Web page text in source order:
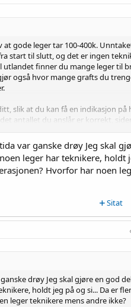
gode leger tar 100-400k.
start til slutt, og det er ingen
utlandet finner du mange leger til
også hvor mange grafts du
slik at du kan få en indikasjon på
antallet du anslår er korrekt,
kan du finne deg en lege som er
veldig flink på hårlinje og midt
1-2 år. Enda mer budsjett
dem utfører store behandlinger,
og lønningene i landet er
var ganske drøy Jeg skal
leger har teknikere, holdt
Hvorfor har noen
Sitat
drøy Jeg skal gjøre en god
holdt jeg på og si... Da er
leger teknikere mens andre ikke?